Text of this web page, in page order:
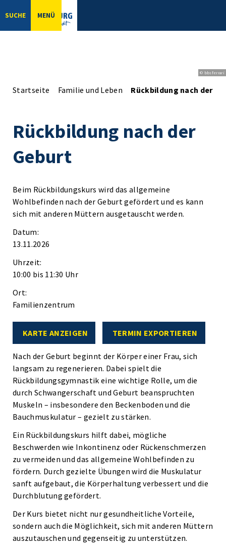
SUCHE MENÜ
© bbsferrari
Startseite Familie und Leben Rückbildung nach der
Rückbildung nach der
Geburt
Beim Rückbildungskurs wird das allgemeine
Wohlbefinden nach der Geburt gefördert und es kann
sich mit anderen Müttern ausgetauscht werden.
Datum:
13.11.2026
Uhrzeit:
10:00 bis 11:30 Uhr
Ort:
Familienzentrum
KARTE ANZEIGEN TERMIN EXPORTIEREN
Nach der Geburt beginnt der Körper einer Frau, sich
langsam zu regenerieren. Dabei spielt die
Rückbildungsgymnastik eine wichtige Rolle, um die
durch Schwangerschaft und Geburt beanspruchten
Muskeln – insbesondere den Beckenboden und die
Bauchmuskulatur – gezielt zu stärken.
Ein Rückbildungskurs hilft dabei, mögliche
Beschwerden wie Inkontinenz oder Rückenschmerzen
zu vermeiden und das allgemeine Wohlbefinden zu
fördern. Durch gezielte Übungen wird die Muskulatur
sanft aufgebaut, die Körperhaltung verbessert und die
Durchblutung gefördert.
Der Kurs bietet nicht nur gesundheitliche Vorteile,
sondern auch die Möglichkeit, sich mit anderen Müttern
auszutauschen und gegenseitig zu unterstützen.